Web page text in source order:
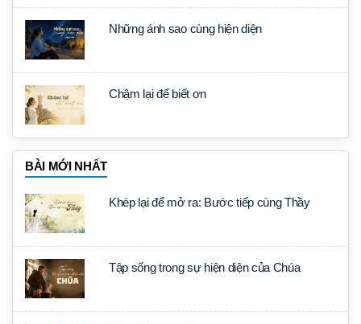
Những ánh sao cùng hiện diện
Chậm lại để biết ơn
BÀI MỚI NHẤT
Khép lại để mở ra: Bước tiếp cùng Thầy
Tập sống trong sự hiện diện của Chúa